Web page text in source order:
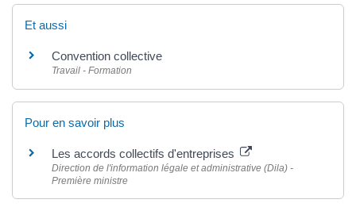
Et aussi
Convention collective
Travail - Formation
Pour en savoir plus
Les accords collectifs d'entreprises
Direction de l'information légale et administrative (Dila) -
Première ministre